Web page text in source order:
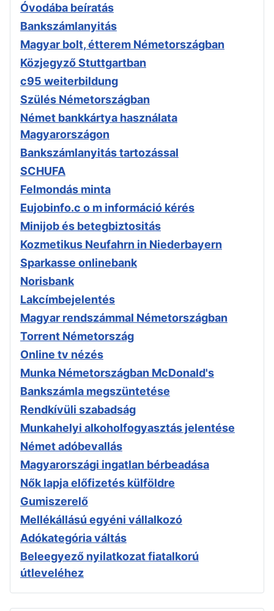
Óvodába beíratás
Bankszámlanyitás
Magyar bolt, étterem Németországban
Közjegyző Stuttgartban
c95 weiterbildung
Szülés Németországban
Német bankkártya használata
Magyarországon
Bankszámlanyitás tartozással
SCHUFA
Felmondás minta
Eujobinfo.c o m információ kérés
Minijob és betegbiztositás
Kozmetikus Neufahrn in Niederbayern
Sparkasse onlinebank
Norisbank
Lakcímbejelentés
Magyar rendszámmal Németországban
Torrent Németország
Online tv nézés
Munka Németországban McDonald's
Bankszámla megszüntetése
Rendkívüli szabadság
Munkahelyi alkoholfogyasztás jelentése
Német adóbevallás
Magyarországi ingatlan bérbeadása
Nők lapja előfizetés külföldre
Gumiszerelő
Mellékállású egyéni vállalkozó
Adókategória váltás
Beleegyező nyilatkozat fiatalkorú
útleveléhez